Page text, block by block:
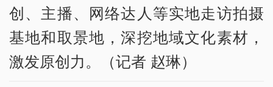
创、主播、网络达人等实地走访拍摄
基地和取景地，深挖地域文化素材，
激发原创力。（记者 赵琳）